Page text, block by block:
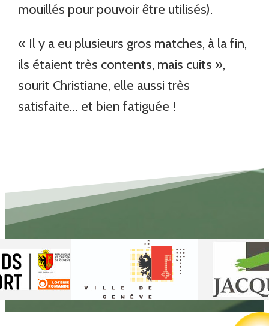
mouillés pour pouvoir être utilisés).
« Il y a eu plusieurs gros matches, à la fin,
ils étaient très contents, mais cuits »,
sourit Christiane, elle aussi très
satisfaite… et bien fatiguée !